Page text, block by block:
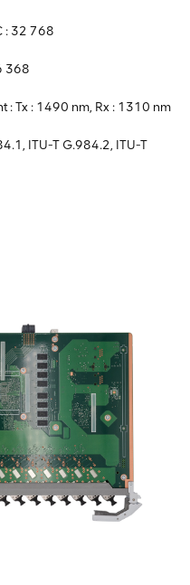
: 32 768
368
: Tx : 1490 nm, Rx : 1310 nm
ITU-T G.984.2, ITU-T